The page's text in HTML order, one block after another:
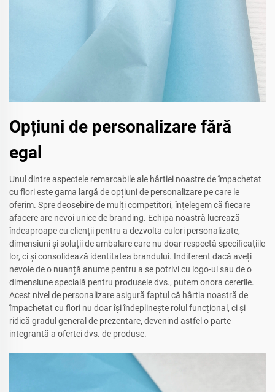
Opțiuni de personalizare fără
egal
Unul dintre aspectele remarcabile ale hârtiei noastre de împachetat
cu flori este gama largă de opțiuni de personalizare pe care le
oferim. Spre deosebire de mulți competitori, înțelegem că fiecare
afacere are nevoi unice de branding. Echipa noastră lucrează
îndeaproape cu clienții pentru a dezvolta culori personalizate,
dimensiuni și soluții de ambalare care nu doar respectă specificațiile
lor, ci și consolidează identitatea brandului. Indiferent dacă aveți
nevoie de o nuanță anume pentru a se potrivi cu logo-ul sau de o
dimensiune specială pentru produsele dvs., putem onora cererile.
Acest nivel de personalizare asigură faptul că hârtia noastră de
împachetat cu flori nu doar își îndeplinește rolul funcțional, ci și
ridică gradul general de prezentare, devenind astfel o parte
integrantă a ofertei dvs. de produse.